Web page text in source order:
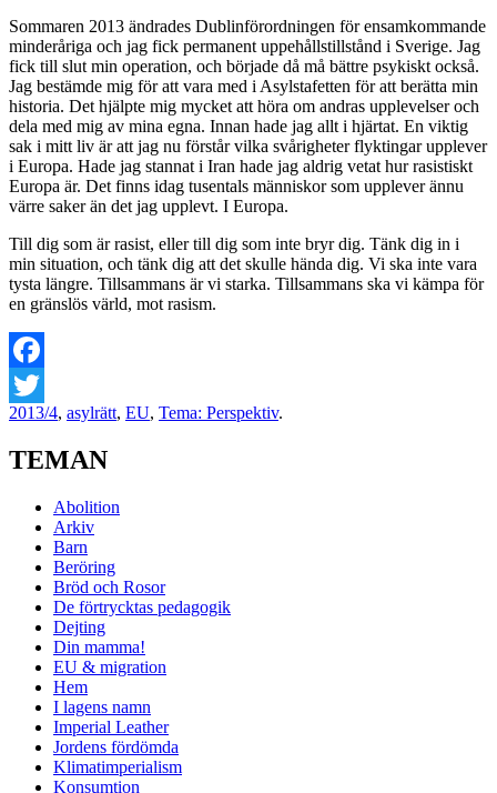
Sommaren 2013 ändrades Dublinförordningen för ensamkommande
minderåriga och jag fick permanent uppehållstillstånd i Sverige. Jag
fick till slut min operation, och började då må bättre psykiskt också.
Jag bestämde mig för att vara med i Asylstafetten för att berätta min
historia. Det hjälpte mig mycket att höra om andras upplevelser och
dela med mig av mina egna. Innan hade jag allt i hjärtat. En viktig
sak i mitt liv är att jag nu förstår vilka svårigheter flyktingar upplever
i Europa. Hade jag stannat i Iran hade jag aldrig vetat hur rasistiskt
Europa är. Det finns idag tusentals människor som upplever ännu
värre saker än det jag upplevt. I Europa.
Till dig som är rasist, eller till dig som inte bryr dig. Tänk dig in i
min situation, och tänk dig att det skulle hända dig. Vi ska inte vara
tysta längre. Tillsammans är vi starka. Tillsammans ska vi kämpa för
en gränslös värld, mot rasism.
Facebook
Twitter
2013/4, asylrätt, EU, Tema: Perspektiv.
TEMAN
Abolition
Arkiv
Barn
Beröring
Bröd och Rosor
De förtrycktas pedagogik
Dejting
Din mamma!
EU & migration
Hem
I lagens namn
Imperial Leather
Jordens fördömda
Klimatimperialism
Konsumtion